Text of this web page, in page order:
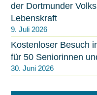
der Dortmunder
Lebenskraft
9. Juli 2026
Kostenloser Besuch
für 50 Seniorinnen
30. Juni 2026